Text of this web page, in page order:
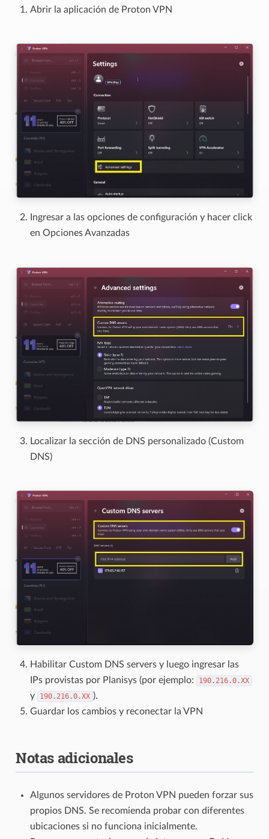
Abrir la aplicación de Proton VPN
Ingresar a las opciones de configuración y hacer click
en Opciones Avanzadas
Localizar la sección de DNS personalizado (Custom
DNS)
Habilitar Custom DNS servers y luego ingresar las
IPs provistas por Planisys (por ejemplo:
190.216.0.XX
y 190.216.0.XX ).
Guardar los cambios y reconectar la VPN
Notas adicionales
Algunos servidores de Proton VPN pueden forzar sus
propios DNS. Se recomienda probar con diferentes
ubicaciones si no funciona inicialmente.